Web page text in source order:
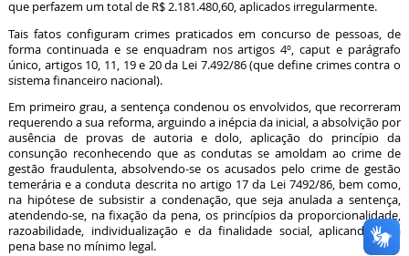
que perfazem um total de R$ 2.181.480,60, aplicados irregularmente.
Tais fatos configuram crimes praticados em concurso de pessoas, de
forma continuada e se enquadram nos artigos 4º, caput e parágrafo
único, artigos 10, 11, 19 e 20 da Lei 7.492/86 (que define crimes contra o
sistema financeiro nacional).
Em primeiro grau, a sentença condenou os envolvidos, que recorreram
requerendo a sua reforma, arguindo a inépcia da inicial, a absolvição por
ausência de provas de autoria e dolo, aplicação do princípio da
consunção reconhecendo que as condutas se amoldam ao crime de
gestão fraudulenta, absolvendo-se os acusados pelo crime de gestão
temerária e a conduta descrita no artigo 17 da Lei 7492/86, bem como,
na hipótese de subsistir a condenação, que seja anulada a sentença,
atendendo-se, na fixação da pena, os princípios da proporcionalidade,
razoabilidade, individualização e da finalidade social, aplicando-se a
pena base no mínimo legal.